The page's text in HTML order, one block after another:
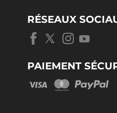
RÉSEAUX
PAIEMENT